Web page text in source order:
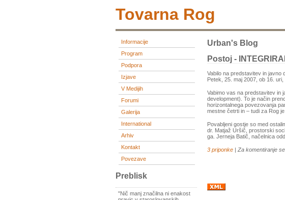
Tovarna Rog
Informacije
Program
Podpora
Izjave
V Medijih
Forumi
Galerija
International
Arhiv
Kontakt
Povezave
Preblisk
"Nič manj značilna ni enakost
Urban's Blog
Postoj -
Vabilo na predstavitev in javno
Petek, 25. maj 2007, ob 16.
Vabimo vas na predstavitev in
development). To je način
horizontalnega povezovanja
mestne četrti in – tudi za Rog
Povabljeni gostje so med
dr. Matjaž Uršič, prostorski
ga. Jerneja Batič, načelnica
3 priponke | Za komentiranje se